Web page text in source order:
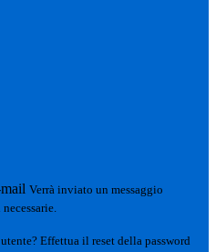
Verrà inviato un messaggio
Effettua il reset della password